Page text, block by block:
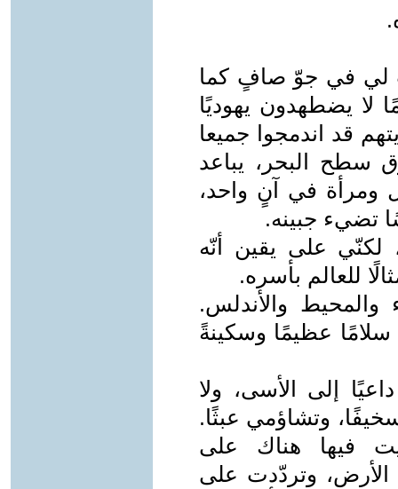
لي في جوّ صافٍ كما
لا يضطهدون يهوديًا
قد اندمجوا جميعا
سطح البحر، يباعد
ومرأة في آنٍ واحد،
تضيء جبينه.
لكنّي على يقين أنّه
للعالم بأسره.
والمحيط والأندلس.
سلامًا عظيمًا وسكينةً
إلى الأسى، ولا
وتشاؤمي عبثًا.
فيها هناك على
وتردّدت على